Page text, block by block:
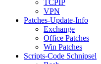
TCPIP
VPN
Patches-Update-Info
Exchange
Office Patches
Win Patches
Scripts-Code Schnipsel